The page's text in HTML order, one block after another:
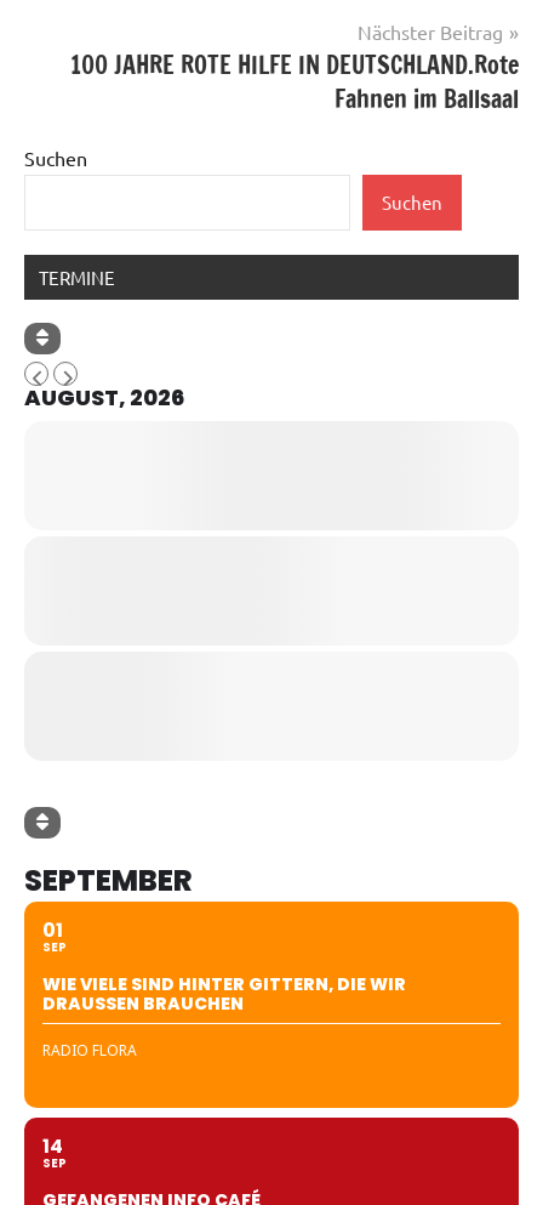
Nächster Beitrag
100 JAHRE ROTE HILFE IN DEUTSCHLAND.Rote
Fahnen im Ballsaal
Suchen
Suchen
TERMINE
AUGUST, 2026
SEPTEMBER
01
SEP
WIE VIELE SIND HINTER GITTERN, DIE WIR
DRAUSSEN BRAUCHEN
RADIO FLORA
14
SEP
GEFANGENEN INFO CAFÉ